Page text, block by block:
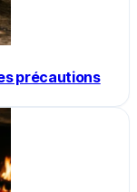
précautions